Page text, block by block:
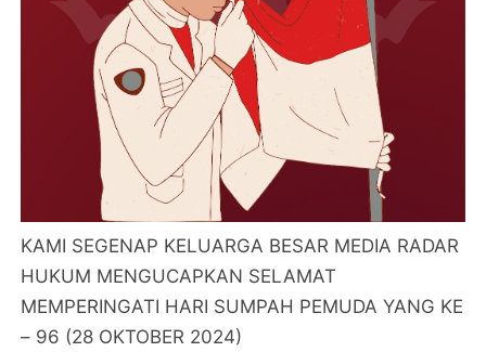
KAMI SEGENAP KELUARGA BESAR MEDIA RADAR
HUKUM MENGUCAPKAN SELAMAT
MEMPERINGATI HARI SUMPAH PEMUDA YANG KE
– 96 (28 OKTOBER 2024)